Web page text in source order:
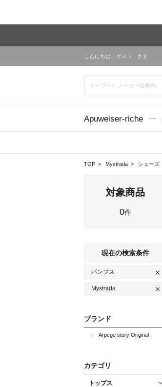
こんにちは、 ゲスト さま
Apuweiser-riche
TOP Mystrada シューズ
対象商品
0件
現在の検索条件
パンプス
Mystrada
ブランド
Arpege story Original
カテゴリ
トップス